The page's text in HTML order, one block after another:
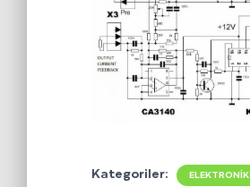
Kategoriler: ELEKTRONIK